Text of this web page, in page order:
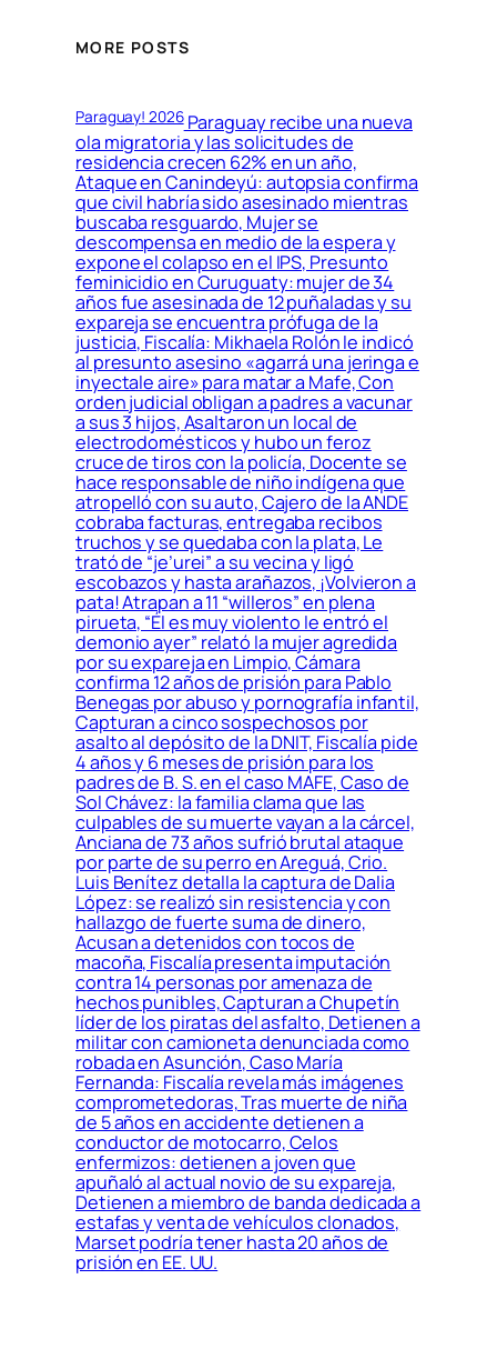
MORE POSTS
Paraguay! 2026Paraguay recibe una nueva
ola migratoria y las solicitudes de
residencia crecen 62% en un año,
Ataque en Canindeyú: autopsia confirma
que civil habría sido asesinado mientras
buscaba resguardo, Mujer se
descompensa en medio de la espera y
expone el colapso en el IPS, Presunto
feminicidio en Curuguaty: mujer de 34
años fue asesinada de 12 puñaladas y su
expareja se encuentra prófuga de la
justicia, Fiscalía: Mikhaela Rolón le indicó
al presunto asesino «agarrá una jeringa e
inyectale aire» para matar a Mafe, Con
orden judicial obligan a padres a vacunar
a sus 3 hijos, Asaltaron un local de
electrodomésticos y hubo un feroz
cruce de tiros con la policía, Docente se
hace responsable de niño indígena que
atropelló con su auto, Cajero de la ANDE
cobraba facturas, entregaba recibos
truchos y se quedaba con la plata, Le
trató de “je’urei” a su vecina y ligó
escobazos y hasta arañazos, ¡Volvieron a
pata! Atrapan a 11 “willeros” en plena
pirueta, “Él es muy violento le entró el
demonio ayer” relató la mujer agredida
por su expareja en Limpio, Cámara
confirma 12 años de prisión para Pablo
Benegas por abuso y pornografía infantil,
Capturan a cinco sospechosos por
asalto al depósito de la DNIT, Fiscalía pide
4 años y 6 meses de prisión para los
padres de B. S. en el caso MAFE, Caso de
Sol Chávez: la familia clama que las
culpables de su muerte vayan a la cárcel,
Anciana de 73 años sufrió brutal ataque
por parte de su perro en Areguá, Crio.
Luis Benítez detalla la captura de Dalia
López: se realizó sin resistencia y con
hallazgo de fuerte suma de dinero,
Acusan a detenidos con tocos de
macoña, Fiscalía presenta imputación
contra 14 personas por amenaza de
hechos punibles, Capturan a Chupetín
líder de los piratas del asfalto, Detienen a
militar con camioneta denunciada como
robada en Asunción, Caso María
Fernanda: Fiscalía revela más imágenes
comprometedoras, Tras muerte de niña
de 5 años en accidente detienen a
conductor de motocarro, Celos
enfermizos: detienen a joven que
apuñaló al actual novio de su expareja,
Detienen a miembro de banda dedicada a
estafas y venta de vehículos clonados,
Marset podría tener hasta 20 años de
prisión en EE. UU.